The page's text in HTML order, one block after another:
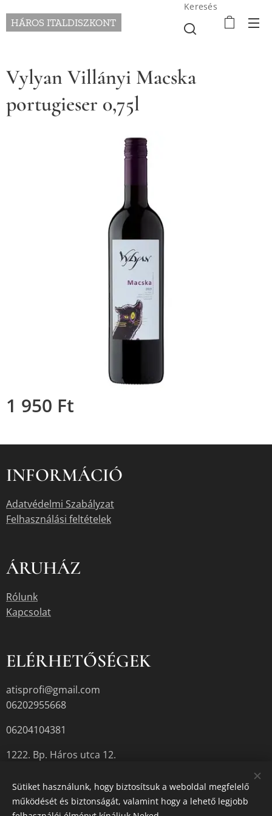
HÁROS ITALDISZKONT
Keresés
Vylyan Villányi Macska
portugieser 0,75l
1 950 Ft
INFORMÁCIÓ
Adatvédelmi Szabályzat
Felhasználási feltételek
ÁRUHÁZ
Rólunk
Kapcsolat
ELÉRHETŐSÉGEK
atisprofi@gmail.com
06202955668
06204104381
1222. Bp. Háros utca 12.
A termékek aktuális készletéről érdeklődjön az üzletben, vagy a
Sütiket használunk, hogy biztosítsuk a weboldal megfelelő
működését és biztonságát, valamint hogy a lehető legjobb